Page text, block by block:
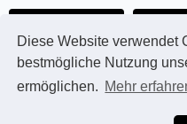
Diese Website verwendet
bestmögliche Nutzung
ermöglichen. Mehr